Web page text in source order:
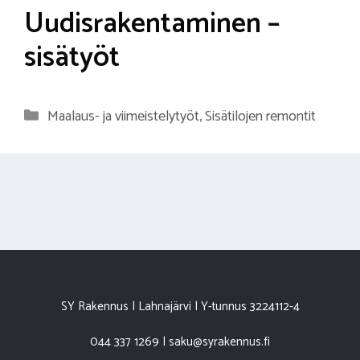
Uudisrakentaminen –
sisätyöt
Kategoriat
Maalaus- ja viimeistelytyöt,Sisätilojen remontit
SY Rakennus | Lahnajärvi | Y-tunnus 3224112-4
044 337 1269 | saku@syrakennus.fi